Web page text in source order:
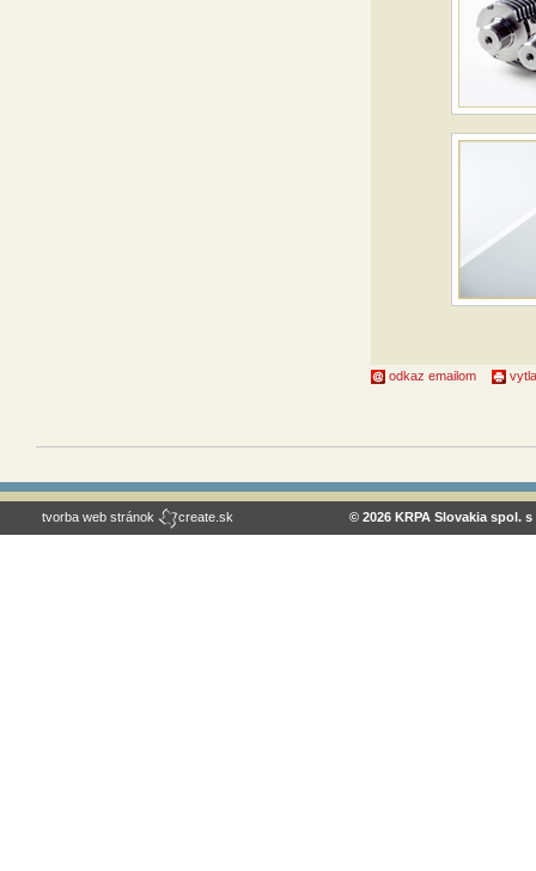
odkaz emailom
tvorba web stránok create.sk © 2026 KRPA Slovakia spol. s